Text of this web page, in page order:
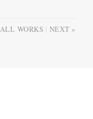
ALL WORKS NEXT